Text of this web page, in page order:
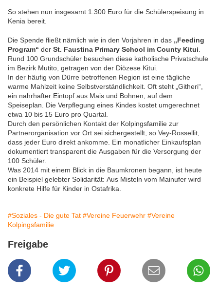
So stehen nun insgesamt 1.300 Euro für die Schülerspeisung in
Kenia bereit.
Die Spende fließt nämlich wie in den Vorjahren in das „Feeding
Program“ der St. Faustina Primary School im County Kitui
Rund 100 Grundschüler besuchen diese katholische Privatschule
im Bezirk Mutito, getragen von der Diözese Kitui.
In der häufig von Dürre betroffenen Region ist eine tägliche
warme Mahlzeit keine Selbstverständlichkeit. Oft steht „Githeri“,
ein nahrhafter Eintopf aus Mais und Bohnen, auf dem
Speiseplan. Die Verpflegung eines Kindes kostet umgerechnet
etwa 10 bis 15 Euro pro Quartal.
Durch den persönlichen Kontakt der Kolpingsfamilie zur
Partnerorganisation vor Ort sei sichergestellt, so Vey-Rossellit,
dass jeder Euro direkt ankomme. Ein monatlicher Einkaufsplan
dokumentiert transparent die Ausgaben für die Versorgung der
100 Schüler.
Was 2014 mit einem Blick in die Baumkronen begann, ist heute
ein Beispiel gelebter Solidarität: Aus Misteln vom Mainufer wird
konkrete Hilfe für Kinder in Ostafrika.
#Soziales - Die gute Tat #Vereine Feuerwehr #Vereine
Kolpingsfamilie
Freigabe